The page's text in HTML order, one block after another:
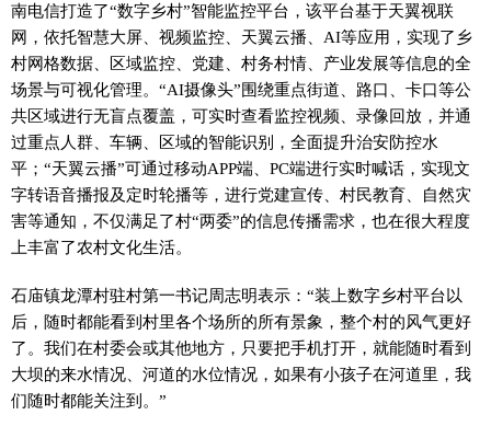
南电信打造了“数字乡村”智能监控平台，该平台基于天翼视联
网，依托智慧大屏、视频监控、天翼云播、AI等应用，实现了乡
村网格数据、区域监控、党建、村务村情、产业发展等信息的全
场景与可视化管理。“AI摄像头”围绕重点街道、路口、卡口等公
共区域进行无盲点覆盖，可实时查看监控视频、录像回放，并通
过重点人群、车辆、区域的智能识别，全面提升治安防控水
平；“天翼云播”可通过移动APP端、PC端进行实时喊话，实现文
字转语音播报及定时轮播等，进行党建宣传、村民教育、自然灾
害等通知，不仅满足了村“两委”的信息传播需求，也在很大程度
上丰富了农村文化生活。
石庙镇龙潭村驻村第一书记周志明表示：“装上数字乡村平台以
后，随时都能看到村里各个场所的所有景象，整个村的风气更好
了。我们在村委会或其他地方，只要把手机打开，就能随时看到
大坝的来水情况、河道的水位情况，如果有小孩子在河道里，我
们随时都能关注到。”